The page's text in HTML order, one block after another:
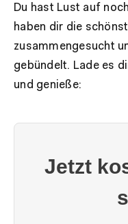
Du hast Lust auf
haben dir die
zusammengesucht
gebündelt. Lade es
und genieße: